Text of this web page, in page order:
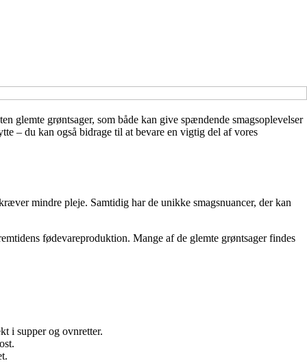
glemte grøntsager, som både kan give spændende smagsoplevelser
– du kan også bidrage til at bevare en vigtig del af vores
mindre pleje. Samtidig har de unikke smagsnuancer, der kan
fødevareproduktion. Mange af de glemte grøntsager findes
i supper og ovnretter.